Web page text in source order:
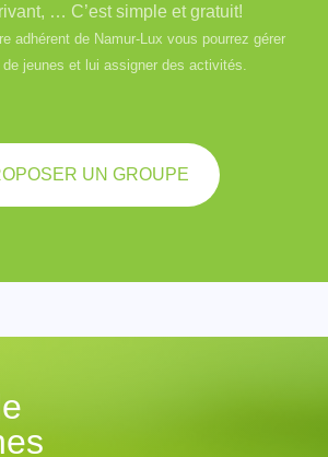
… C’est simple et gratuit!
adhérent de Namur-Lux vous pourrez gérer
jeunes et lui assigner des activités.
UN GROUPE